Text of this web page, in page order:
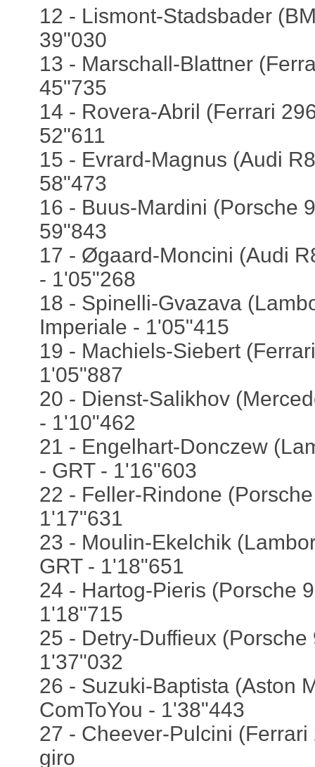
12 - Lismont-Stadsbader
39"030
13 - Marschall-Blattner
45"735
14 - Rovera-Abril (Ferrari
52"611
15 - Evrard-Magnus (Audi
58"473
16 - Buus-Mardini (Porsche
59"843
17 - Øgaard-Moncini (Audi
- 1'05"268
18 - Spinelli-Gvazava
Imperiale - 1'05"415
19 - Machiels-Siebert
1'05"887
20 - Dienst-Salikhov
- 1'10"462
21 - Engelhart-Donczew
- GRT - 1'16"603
22 - Feller-Rindone
1'17"631
23 - Moulin-Ekelchik
GRT - 1'18"651
24 - Hartog-Pieris (Porsche
1'18"715
25 - Detry-Duffieux (Porsche
1'37"032
26 - Suzuki-Baptista (Aston
ComToYou - 1'38"443
27 - Cheever-Pulcini (Ferrari
giro